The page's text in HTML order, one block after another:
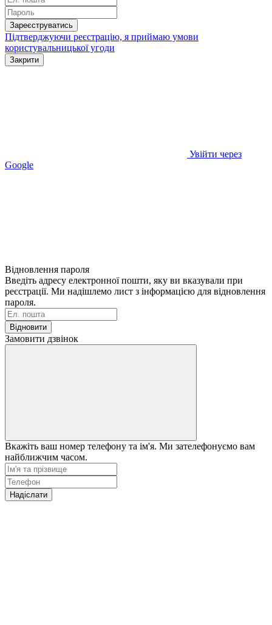
Зареєструватись
Підтверджуючи реєстрацію, я приймаю умови
користувальницької угоди
Закрити
Увійти через
Google
Відновлення пароля
Введіть адресу електронної пошти, яку ви вказували при
реєстрації. Ми надішлемо лист з інформацією для відновлення
пароля.
Відновити
Замовити дзвінок
Вкажіть ваш номер телефону та ім'я. Ми зателефонуємо вам
найближчим часом.
Надіслати